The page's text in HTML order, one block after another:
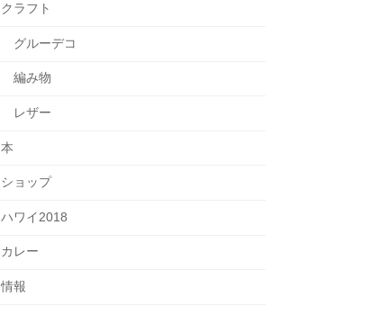
クラフト
グルーデコ
編み物
レザー
本
ショップ
ハワイ2018
カレー
情報